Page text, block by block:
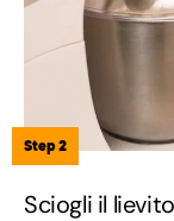
Step 2
Sciogli il